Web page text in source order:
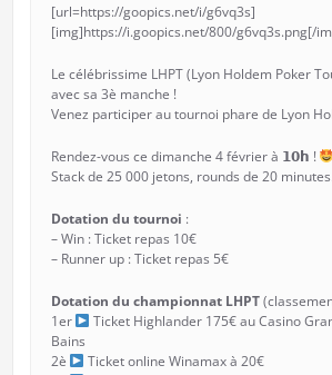
[url=https://goopics.net/i/g6vq3s]
[img]https://i.goopics.net/800/g6vq3s.png[/
Le célébrissime LHPT (Lyon Holdem Poker
avec sa 3è manche !
Venez participer au tournoi phare de Lyon
Rendez-vous ce dimanche 4 février à 𝟭𝟬𝗵 !
Stack de 25 000 jetons, rounds de 20
Dotation du tournoi :
– Win : Ticket repas 10€
– Runner up : Ticket repas 5€
Dotation du championnat LHPT
1er
Ticket Highlander 175€ au Casino
Bains
2è
Ticket online Winamax à 20€